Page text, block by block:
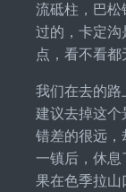
流砥柱，巴松
过的，卡定沟
点，看不看都
我们在去的路
建议去掉这个
错差的很远，
一镇后，休息
果在色季拉山